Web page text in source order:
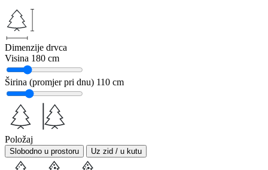
Dimenzije drvca
Visina 180 cm
Širina (promjer pri dnu) 110 cm
Položaj
Slobodno u prostoru Uz zid / u kutu